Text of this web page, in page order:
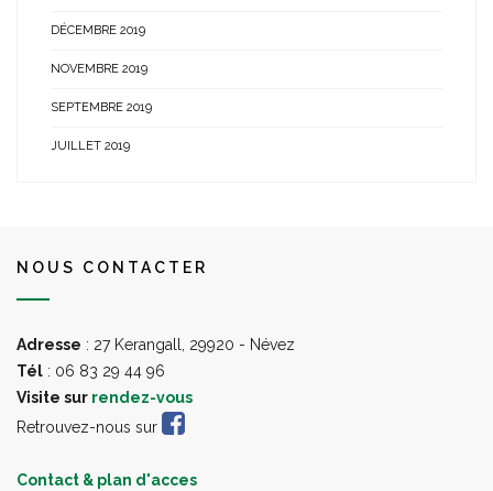
DÉCEMBRE 2019
NOVEMBRE 2019
SEPTEMBRE 2019
JUILLET 2019
NOUS CONTACTER
Adresse : 27 Kerangall, 29920 - Névez
Tél : 06 83 29 44 96
Visite sur rendez-vous
Retrouvez-nous sur
Contact & plan d'acces